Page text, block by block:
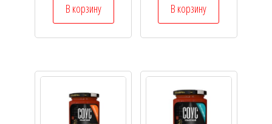
В корзину В корзину